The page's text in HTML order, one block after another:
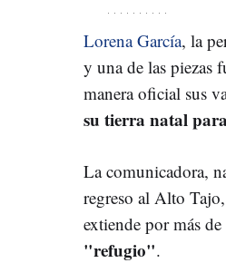
Lorena García, la
y una de las piezas
manera oficial sus
su tierra natal
La comunicadora,
regreso al Alto
extiende por más
"refugio".